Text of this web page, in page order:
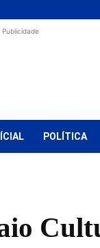
Publicidade
POLÍTICA